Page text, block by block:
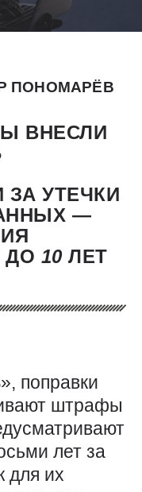
ПОНОМАРЁВ
ВНЕСЛИ
ЗА УТЕЧКИ
—
ДО 10ЛЕТ
поправки
штрафы
лет за
для их